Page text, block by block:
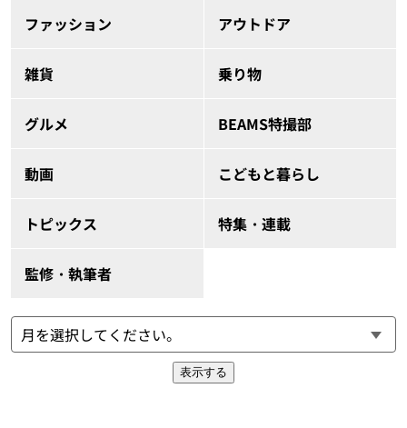
ファッション アウトドア
雑貨 乗り物
グルメ BEAMS特撮部
動画 こどもと暮らし
トピックス 特集・連載
監修・執筆者
表示する